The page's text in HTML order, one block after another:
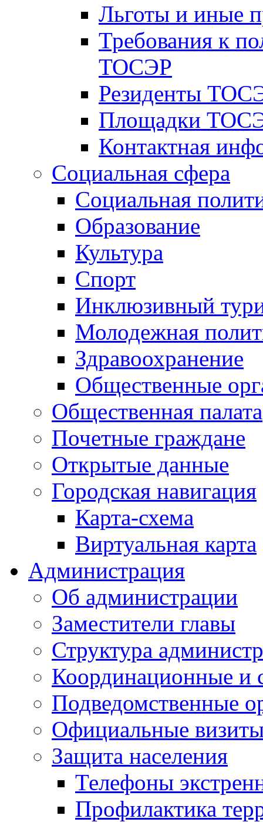
Льготы и иные
Требования к
ТОСЭР
Резиденты
Площадки
Контактная
Социальная сфера
Социальная
Образование
Культура
Спорт
Инклюзивный
Молодежная
Здравоохранение
Общественные
Общественная палата
Почетные граждане
Открытые данные
Городская навигация
Карта-схема
Виртуальная карта
Администрация
Об администрации
Заместители главы
Структура
Координационные и
Подведомственные
Официальные
Защита населения
Телефоны
Профилактика